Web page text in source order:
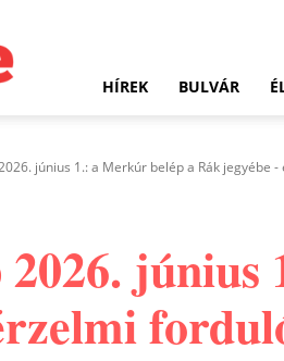
HÍREK BULVÁR
június 1.: a Merkúr belép a Rák jegyébe -